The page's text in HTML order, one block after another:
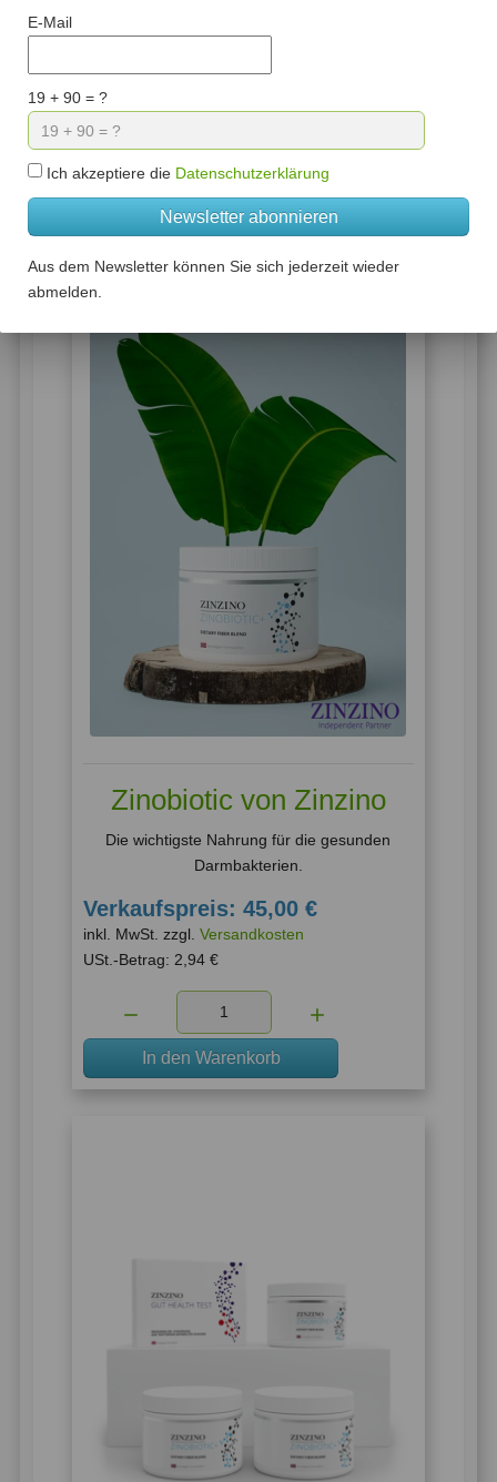
Verkaufspreis:
inkl. MwSt. zzgl.
USt.-Betrag:27,61 €
Zinobiotic von Zinzino
Die wichtigste Nahrung für die gesunden
Darmbakterien.
Verkaufspreis:45,00 €
inkl. MwSt. zzgl.Versandkosten
USt.-Betrag: 2,94 €
In den Warenkorb
E-Mail
19 + 90 = ?
Ich akzeptiere die Datenschutzerklärung
Newsletter abonnieren
Aus dem Newsletter können Sie sich jederzeit wieder
abmelden.